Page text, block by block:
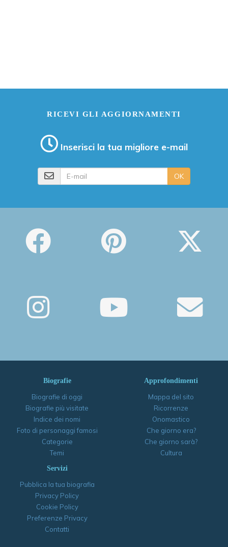
RICEVI GLI AGGIORNAMENTI
Inserisci la tua migliore e-mail
OK
Biografie
Biografie di oggi
Biografie più visitate
Indice dei nomi
Foto di personaggi famosi
Categorie
Temi
Approfondimenti
Mappa del sito
Ricorrenze
Onomastico
Che giorno era?
Che giorno sarà?
Cultura
Servizi
Pubblica la tua biografia
Privacy Policy
Cookie Policy
Preferenze Privacy
Contatti